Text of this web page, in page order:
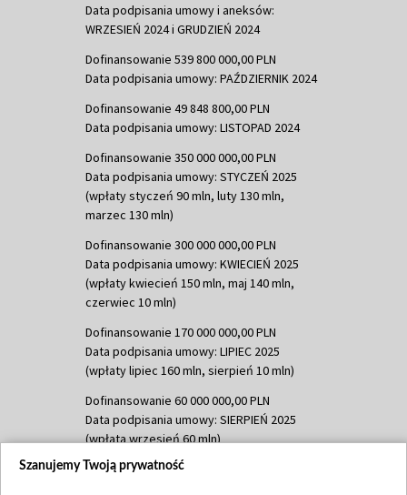
Data podpisania umowy i aneksów:
WRZESIEŃ 2024 i GRUDZIEŃ 2024
Dofinansowanie 539 800 000,00 PLN
Data podpisania umowy: PAŹDZIERNIK 2024
Dofinansowanie 49 848 800,00 PLN
Data podpisania umowy: LISTOPAD 2024
Dofinansowanie 350 000 000,00 PLN
Data podpisania umowy: STYCZEŃ 2025
(wpłaty styczeń 90 mln, luty 130 mln,
marzec 130 mln)
Dofinansowanie 300 000 000,00 PLN
Data podpisania umowy: KWIECIEŃ 2025
(wpłaty kwiecień 150 mln, maj 140 mln,
czerwiec 10 mln)
Dofinansowanie 170 000 000,00 PLN
Data podpisania umowy: LIPIEC 2025
(wpłaty lipiec 160 mln, sierpień 10 mln)
Dofinansowanie 60 000 000,00 PLN
Data podpisania umowy: SIERPIEŃ 2025
(wpłata wrzesień 60 mln)
Dofinansowanie 635 783 051,21 PLN
Szanujemy Twoją prywatność